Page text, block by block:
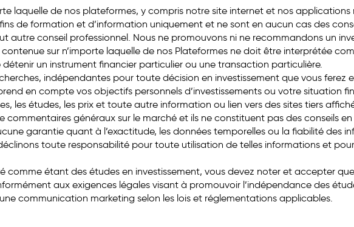
laquelle de nos plateformes, y compris notre site internet et nos applications
de formation et d’information uniquement et ne sont en aucun cas des
autre conseil professionnel. Nous ne promouvons ni ne recommandons un
sur n’importe laquelle de nos Plateformes ne doit être interprétée
un instrument financier particulier ou une transaction particulière.
indépendantes pour toute décision en investissement que vous ferez
en compte vos objectifs personnels d’investissements ou votre situation
les études, les prix et toute autre information ou lien vers des sites tiers
commentaires généraux sur le marché et ils ne constituent pas des conseils
garantie quant à l’exactitude, les données temporelles ou la fiabilité des
toute responsabilité pour toute utilisation de telles informations et
comme étant des études en investissement, vous devez noter et accepter
aux exigences légales visant à promouvoir l’indépendance des
communication marketing selon les lois et réglementations applicables.